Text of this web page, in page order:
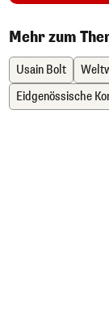
Mehr zum
Usain Bolt
Eidgenössische